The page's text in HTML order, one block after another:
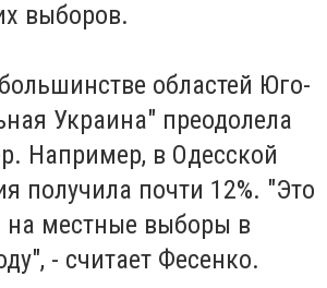
выборов.
областей Юго-
Украина" преодолела
Например, в Одесской
получила почти 12%. "Это
на местные выборы в
- считает Фесенко.